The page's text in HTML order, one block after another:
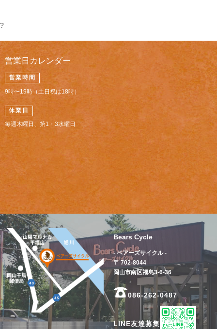
?
営業日カレンダー
営業時間
9時〜19時（土日祝は18時）
休業日
毎週木曜日、第1・3水曜日
Bears Cycle
- ベアーズサイクル -
〒 702-8044
岡山市南区福島3-6-36
086-262-0487
LINE友達募集